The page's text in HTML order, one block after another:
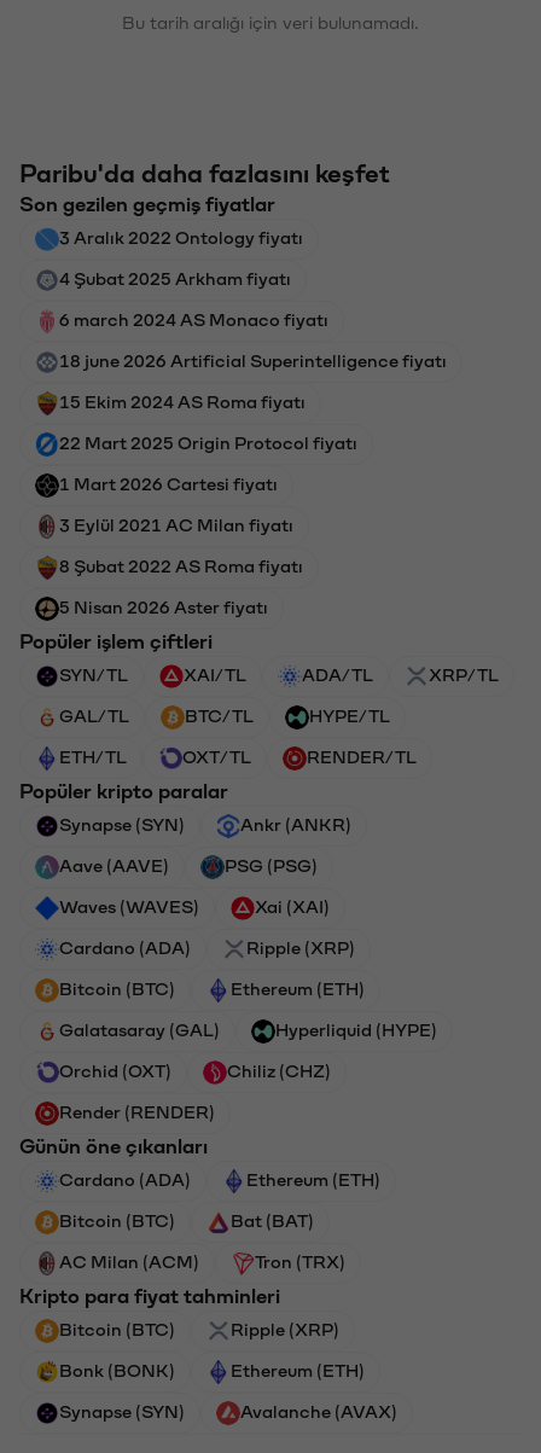
Bu tarih aralığı için veri bulunamadı.
Paribu'da daha fazlasını keşfet
Son gezilen geçmiş fiyatlar
3 Aralık 2022 Ontology fiyatı
4 Şubat 2025 Arkham fiyatı
6 march 2024 AS Monaco fiyatı
18 june 2026 Artificial Superintelligence fiyatı
15 Ekim 2024 AS Roma fiyatı
22 Mart 2025 Origin Protocol fiyatı
1 Mart 2026 Cartesi fiyatı
3 Eylül 2021 AC Milan fiyatı
8 Şubat 2022 AS Roma fiyatı
5 Nisan 2026 Aster fiyatı
Popüler işlem çiftleri
SYN/TL XAI/TL ADA/TL XRP/TL
GAL/TL BTC/TL HYPE/TL
ETH/TL OXT/TL RENDER/TL
Popüler kripto paralar
Synapse (SYN) Ankr (ANKR)
Aave (AAVE) PSG (PSG)
Waves (WAVES) Xai (XAI)
Cardano (ADA) Ripple (XRP)
Bitcoin (BTC) Ethereum (ETH)
Galatasaray (GAL) Hyperliquid (HYPE)
Orchid (OXT) Chiliz (CHZ)
Render (RENDER)
Günün öne çıkanları
Cardano (ADA) Ethereum (ETH)
Bitcoin (BTC) Bat (BAT)
AC Milan (ACM) Tron (TRX)
Kripto para fiyat tahminleri
Bitcoin (BTC) Ripple (XRP)
Bonk (BONK) Ethereum (ETH)
Synapse (SYN) Avalanche (AVAX)